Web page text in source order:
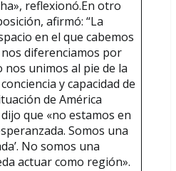
reflexionó.En otro
afirmó: “La
en el que cabemos
diferenciamos por
nos unimos al pie de la
y capacidad de
de América
que «no estamos en
Somos una
No somos una
actuar como región».